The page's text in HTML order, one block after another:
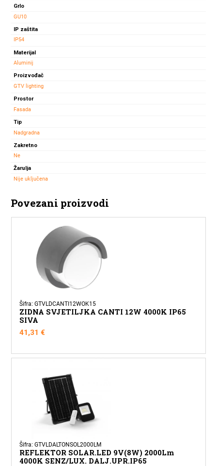
količina
Grlo
GU10
IP zaštita
IP54
Materijal
Aluminij
Proizvođač
GTV lighting
Prostor
Fasada
Tip
Nadgradna
Zakretno
Ne
Žarulja
Nije uključena
Povezani proizvodi
Šifra: GTVLDCANTI12WOK15
ZIDNA SVJETILJKA CANTI 12W 4000K IP65
SIVA
41,31€
Šifra: GTVLDALTONSOL2000LM
REFLEKTOR SOLAR.LED 9V(8W) 2000Lm
4000K SENZ/LUX. DALJ.UPR.IP65